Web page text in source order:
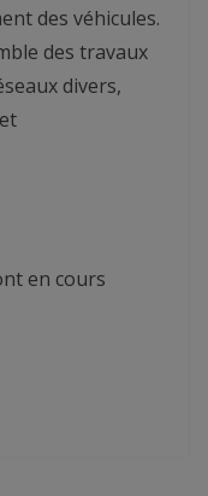
des véhicules.
des travaux
divers,
en cours